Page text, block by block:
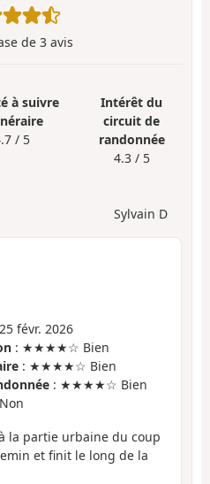
de 3 avis
à suivre
/ 5
Intérêt du
circuit de
randonnée
4.3 / 5
Sylvain D
févr. 2026
: ★★★★☆ Bien
: ★★★★☆ Bien
: ★★★★☆ Bien
la partie urbaine du coup
et finit le long de la